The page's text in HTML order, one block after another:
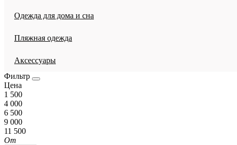
Одежда для дома и сна
Пляжная одежда
Аксессуары
Фильтр
Цена
1 500
4 000
6 500
9 000
11 500
От